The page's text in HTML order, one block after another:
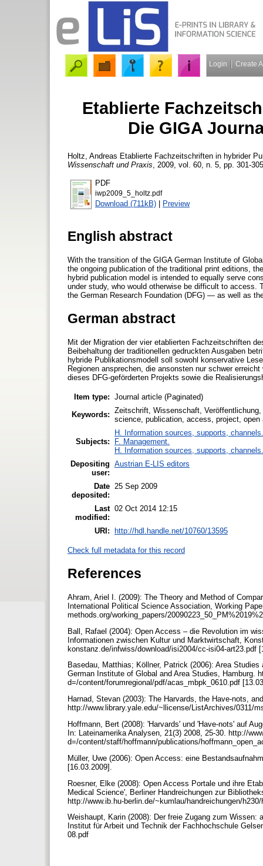
Login Create
Etablierte
Die GIGA
Holtz, Andreas Etablierte Fachzeitschriften in hybrider
Wissenschaft und Praxis , 2009, vol. 60, n. 5, pp. 301-
PDF
iwp2009_5_holtz.pdf
Download (711kB) | Preview
English abstract
With the transition of the GIGA German Institute of
the ongoing publication of the traditional print editions,
hybrid publication model is intended to equally serve
under study, who would otherwise be difficult to
the German Research Foundation (DFG) — as well as
German abstract
Mit der Migration der vier etablierten Fachzeitschriften
Beibehaltung der traditionellen gedruckten Ausgaben
hybride Publikationsmodell soll sowohl konservative
Regionen ansprechen, die ansonsten nur schwer
dieses DFG-geförderten Projekts sowie die
Item type: Journal article (Paginated)
Keywords: Zeitschrift, Wissenschaft,
science, publication, access, project,
Subjects:
H. Information sources, supports, channels.
F. Management.
H. Information sources, supports, channels.
Depositing
user:
Austrian E-LIS editors
Date
deposited:
25 Sep 2009
Last
modified:
02 Oct 2014 12:15
URI: http://hdl.handle.net/10760/13595
Check full metadata for this record
References
Ahram, Ariel I. (2009): The Theory and Method of
International Political Science Association, Working
methods.org/working_papers/
Ball, Rafael (2004): Open Access – die Revolution im
Informationen zwischen Kultur und Marktwirtschaft,
konstanz.de/infwiss/download/isi2004/cc-isi04-art23.pdf
Basedau, Matthias; Köllner, Patrick (2006): Area
German Institute of Global and Area Studies, Hamburg.
d=/content/forumregional/pdf/acas_mbpk_0610.pdf
Harnad, Stevan (2003): The Harvards, the Have-nots,
http://www.library.yale.edu/~llicense/ListArchives/0311/
Hoffmann, Bert (2008): 'Harvards' und 'Have-nots' auf
In: Lateinamerika Analysen, 21(3) 2008, 25-30. http://
d=/content/staff/hoffmann/publications/
Müller, Uwe (2006): Open Access: eine
[16.03.2009].
Roesner, Elke (2008): Open Access Portale und ihre
Medical Science', Berliner Handreichungen zur
http://www.ib.hu-berlin.de/~kumlau/handreichungen/
Weishaupt, Karin (2008): Der freie Zugang zum
Institut für Arbeit und Technik der Fachhochschule
08.pdf